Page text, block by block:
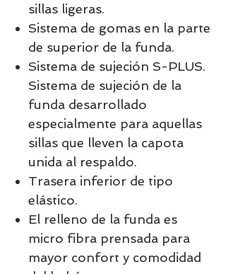
sillas ligeras.
Sistema de gomas en la parte
de superior de la funda.
Sistema de sujeción S-PLUS.
Sistema de sujeción de la
funda desarrollado
especialmente para aquellas
sillas que lleven la capota
unida al respaldo.
Trasera inferior de tipo
elástico.
El relleno de la funda es
micro fibra prensada para
mayor confort y comodidad